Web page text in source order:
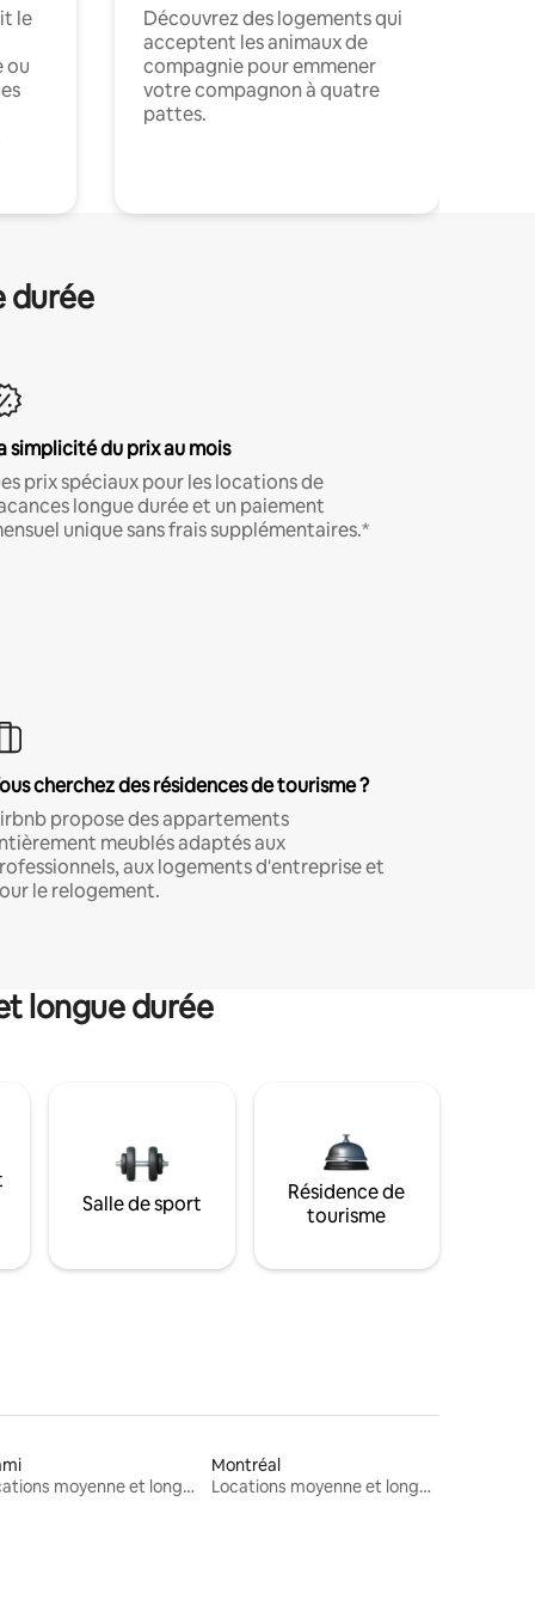
le
ou
Découvrez des logements qui
acceptent les animaux de
compagnie pour emmener
votre compagnon à quatre
pattes.
durée
simplicité du prix au mois
prix spéciaux pour les locations de
longue durée et un paiement
unique sans frais supplémentaires.*
cherchez des résidences de tourisme ?
propose des appartements
meublés adaptés aux
aux logements d'entreprise et
le relogement.
longue durée
Salle de sport
Résidence de
tourisme
Locations moyenne et longue durée
Montréal
Locations moyenne et longue durée